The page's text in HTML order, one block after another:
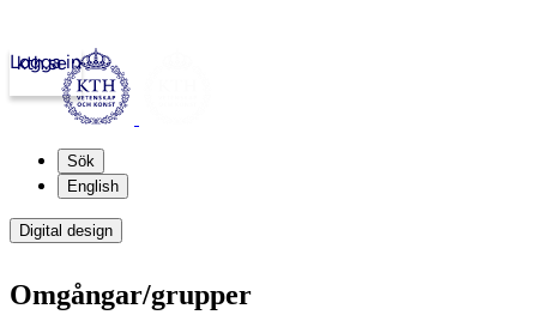
kth.se
Logga in
Sök
English
Digital design
Omgångar/grupper